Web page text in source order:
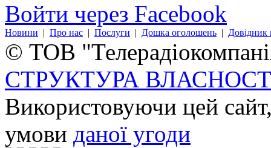
Войти через Facebook
Новини | Про нас | Послуги | Дошка оголошень | Довідник
© ТОВ
СТРУКТУРА
Використовуючи цей
умови даної угоди